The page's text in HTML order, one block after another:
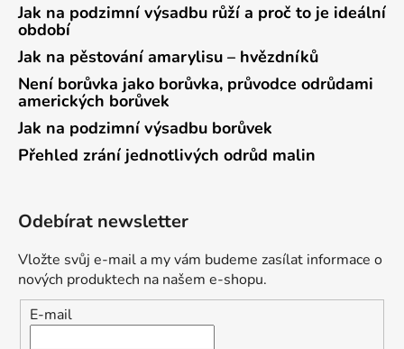
Jak na podzimní výsadbu růží a proč to je ideální
období
Jak na pěstování amarylisu – hvězdníků
Není borůvka jako borůvka, průvodce odrůdami
amerických borůvek
Jak na podzimní výsadbu borůvek
Přehled zrání jednotlivých odrůd malin
Odebírat newsletter
Vložte svůj e-mail a my vám budeme zasílat informace o
nových produktech na našem e-shopu.
E-mail